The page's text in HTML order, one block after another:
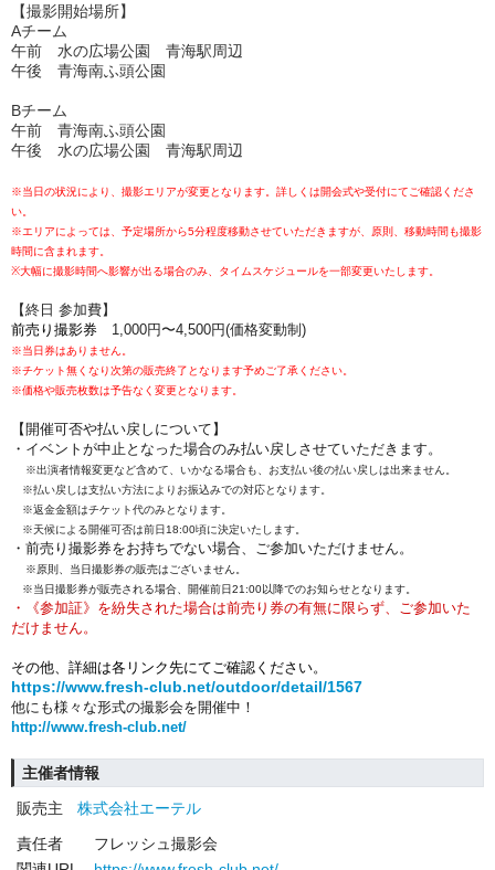
【撮影開始場所】
Aチーム
午前 水の広場公園 青海駅周辺
午後 青海南ふ頭公園
Bチーム
午前 青海南ふ頭公園
午後 水の広場公園 青海駅周辺
※当日の状況により、撮影エリアが変更となります。詳しくは開会式や受付にてご確認くださ
い。
※エリアによっては、予定場所から5分程度移動させていただきますが、原則、移動時間も撮影
時間に含まれます。
※大幅に撮影時間へ影響が出る場合のみ、タイムスケジュールを一部変更いたします。
【終日 参加費】
前売り 撮影券 1,000円〜4,500円(価格変動制)
※当日券はありません。
※チケット無くなり次第の販売終了となります予めご了承ください。
※価格や販売枚数は予告なく変更となります。
【開催可否や払い戻しについて】
・イベントが中止となった場合のみ払い戻しさせていただきます。
※出演者情報変更など含めて、いかなる場合も、お支払い後の払い戻しは出来ません。
※払い戻しは支払い方法によりお振込みでの対応となります。
※返金金額はチケット代のみとなります。
※天候による開催可否は前日18:00頃に決定いたします。
・前売り撮影券をお持ちでない場合、ご参加いただけません。
※原則、当日撮影券の販売はございません。
※当日撮影券が販売される場合、開催前日21:00以降でのお知らせとなります。
・《参加証》を紛失された場合は前売り券の有無に限らず、ご参加いた
だけません。
その他、詳細は各リンク先にてご確認ください。
https://www.fresh-club.net/outdoor/detail/1567
他にも様々な形式の撮影会を開催中！
http://www.fresh-club.net/
主催者情報
販売主
株式会社エーテル
責任者
フレッシュ撮影会